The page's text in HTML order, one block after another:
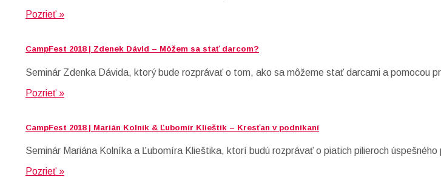
Pozrieť »
CampFest 2018 | Zdenek Dávid – Môžem sa stať darcom?
Seminár Zdenka Dávida, ktorý bude rozprávať o tom, ako sa môžeme stať darcami a pomocou
Pozrieť »
CampFest 2018 | Marián Kolník & Ľubomír Klieštik – Kresťan v podnikaní
Seminár Mariána Kolníka a Ľubomíra Klieštika, ktorí budú rozprávať o piatich pilieroch
Pozrieť »